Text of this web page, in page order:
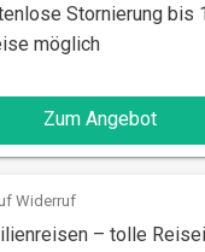
Stornierung bis
möglich
Zum Angebot
Widerruf
– tolle